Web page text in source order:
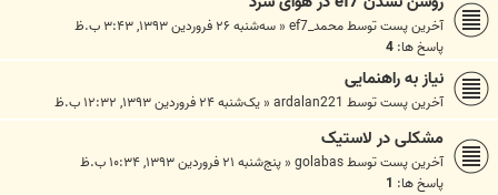
آخرین پست توسطمحمد_ef7 « سه‌شنبه ۲۶ فروردین ۱۳۹۳, ۳:۴۳ ب.ظ
پاسخ ها: 4
نیاز به راهنمایی
آخرین پست توسطardalan221
« یک‌شنبه ۲۴ فروردین ۱۳۹۳, ۱۲:۳۲ ب.ظ
مشکلی در لاستیک
آخرین پست توسطgolabas
« پنج‌شنبه ۲۱ فروردین ۱۳۹۳, ۱۰:۳۴ ب.ظ
پاسخ ها: 1